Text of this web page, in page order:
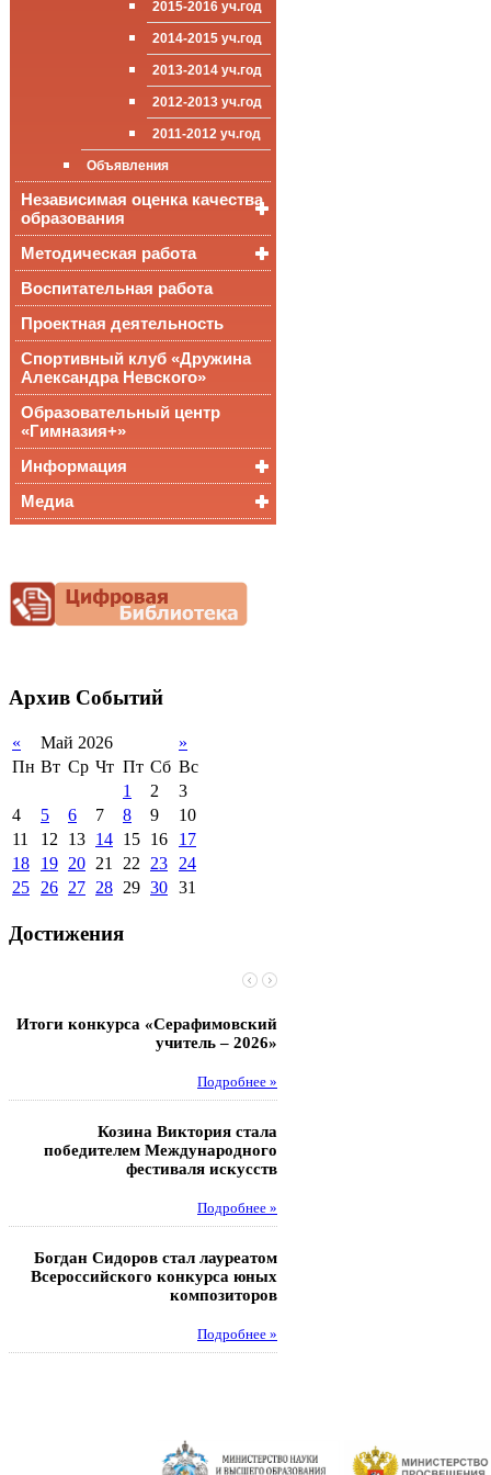
ООП СОО
школа»
приёма (перевода)
поддержки обучающихся
Международное
сотрудничество
Организация питания в
образовательной
организации
Достижения
2015-2016 уч.год
2014-2015 уч.год
2013-2014 уч.год
2012-2013 уч.год
2011-2012 уч.год
Объявления
Независимая оценка качества
образования
Независимая оценка
качества подготовки
обучающихся
Всероссийские
проверочные
работы
Всероссийская
олимпиада
мониторинг системы
образования
Методическая работа
Уроки, мероприятия
Публикации
Материалы
педагогического форума
Воспитательная работа
Проектная деятельность
Спортивный клуб «Дружина
Александра Невского»
Образовательный центр
«Гимназия+»
Информация
Снижение
документационной
нагрузки
Медиа
Архив Событий
« Май 2026
»
Пн Вт Ср Чт Пт Сб Вс
1
2
3
4
5 6 7 8 9
10
11
12 13 14 15 16
17
18
19 20 21 22 23 24
25 26 27 28 29 30 31
Достижения
Итоги конкурса «Серафимовский
учитель – 2026»
Подробнее »
Козина Виктория стала
победителем Международного
фестиваля искусств
Подробнее »
Богдан Сидоров стал лауреатом
Всероссийского конкурса юных
композиторов
Подробнее »